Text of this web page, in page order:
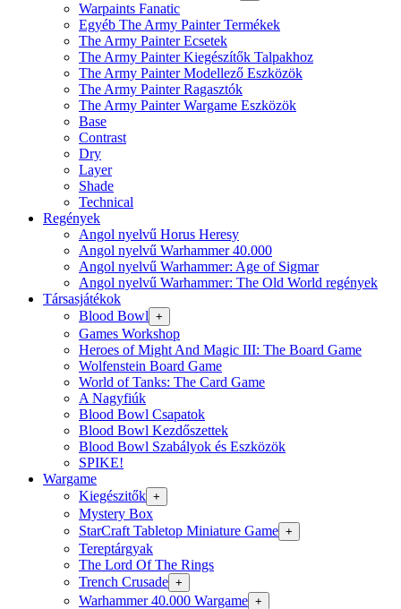
Warpaints Fanatic
Egyéb The Army Painter Termékek
The Army Painter Ecsetek
The Army Painter Kiegészítők Talpakhoz
The Army Painter Modellező Eszközök
The Army Painter Ragasztók
The Army Painter Wargame Eszközök
Base
Contrast
Dry
Layer
Shade
Technical
Regények
Angol nyelvű Horus Heresy
Angol nyelvű Warhammer 40.000
Angol nyelvű Warhammer: Age of Sigmar
Angol nyelvű Warhammer: The Old World regények
Társasjátékok
Blood Bowl +
Games Workshop
Heroes of Might And Magic III: The Board Game
Wolfenstein Board Game
World of Tanks: The Card Game
A Nagyfiúk
Blood Bowl Csapatok
Blood Bowl Kezdőszettek
Blood Bowl Szabályok és Eszközök
SPIKE!
Wargame
Kiegészitők +
Mystery Box
StarCraft Tabletop Miniature Game +
Tereptárgyak
The Lord Of The Rings
Trench Crusade +
Warhammer 40.000 Wargame +